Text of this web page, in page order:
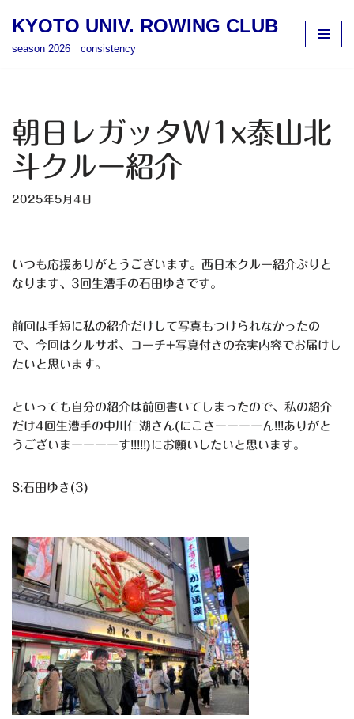
ツ
へ
ス
キ
ッ
KYOTO UNIV. ROWING CLUB
season 2026 consistency
朝日レガッタW1x泰山北
斗クルー紹介
2025年5月4日
いつも応援ありがとうございます。西日本クルー紹介ぶりと
なります、3回生漕手の石田ゆきです。
前回は手短に私の紹介だけして写真もつけられなかったの
で、今回はクルサポ、コーチ+写真付きの充実内容でお届けし
たいと思います。
といっても自分の紹介は前回書いてしまったので、私の紹介
だけ4回生漕手の中川仁湖さん(にこさーーーーん!!!ありがと
うございまーーーーす!!!!!)にお願いしたいと思います。
S:石田ゆき(3)